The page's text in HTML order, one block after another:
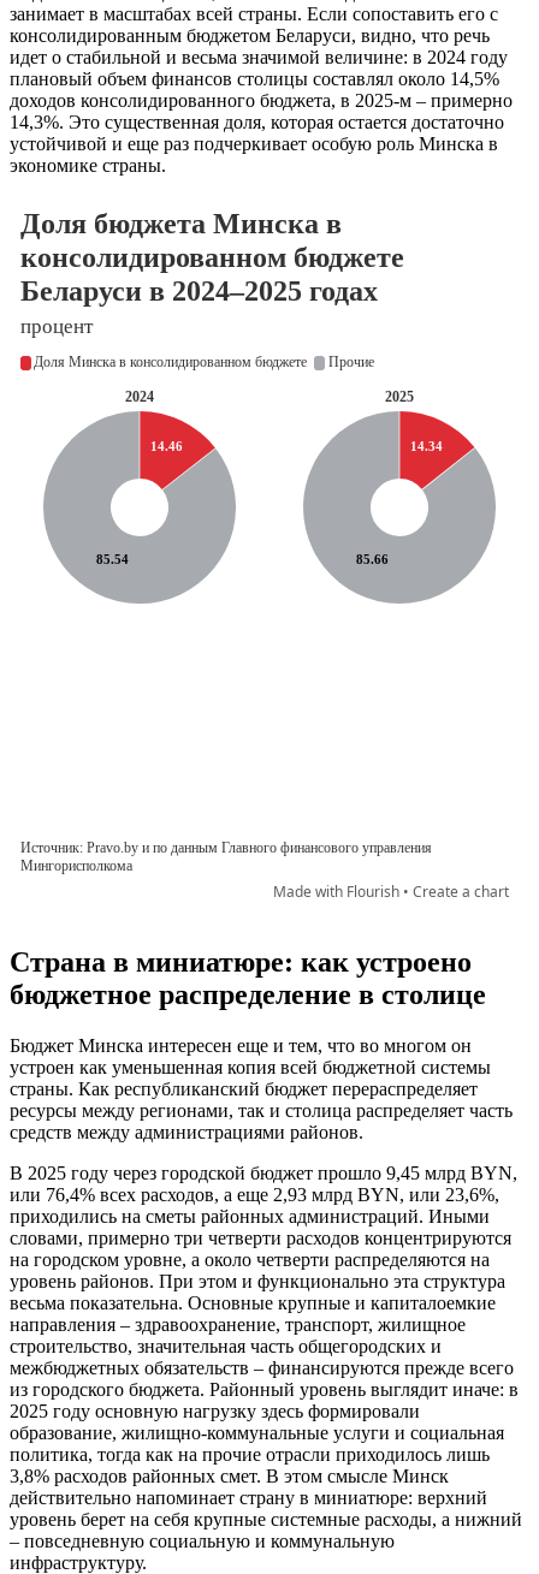
занимает в масштабах всей страны. Если сопоставить его с
консолидированным бюджетом Беларуси, видно, что речь
идет о стабильной и весьма значимой величине: в 2024 году
плановый объем финансов столицы составлял около 14,5%
доходов консолидированного бюджета, в 2025-м – примерно
14,3%. Это существенная доля, которая остается достаточно
устойчивой и еще раз подчеркивает особую роль Минска в
экономике страны.
Страна в миниатюре: как устроено
бюджетное распределение в столице
Бюджет Минска интересен еще и тем, что во многом он
устроен как уменьшенная копия всей бюджетной системы
страны. Как республиканский бюджет перераспределяет
ресурсы между регионами, так и столица распределяет часть
средств между администрациями районов.
В 2025 году через городской бюджет прошло 9,45 млрд BYN,
или 76,4% всех расходов, а еще 2,93 млрд BYN, или 23,6%,
приходились на сметы районных администраций. Иными
словами, примерно три четверти расходов концентрируются
на городском уровне, а около четверти распределяются на
уровень районов. При этом и функционально эта структура
весьма показательна. Основные крупные и капиталоемкие
направления – здравоохранение, транспорт, жилищное
строительство, значительная часть общегородских и
межбюджетных обязательств – финансируются прежде всего
из городского бюджета. Районный уровень выглядит иначе: в
2025 году основную нагрузку здесь формировали
образование, жилищно-коммунальные услуги и социальная
политика, тогда как на прочие отрасли приходилось лишь
3,8% расходов районных смет. В этом смысле Минск
действительно напоминает страну в миниатюре: верхний
уровень берет на себя крупные системные расходы, а нижний
– повседневную социальную и коммунальную
инфраструктуру.